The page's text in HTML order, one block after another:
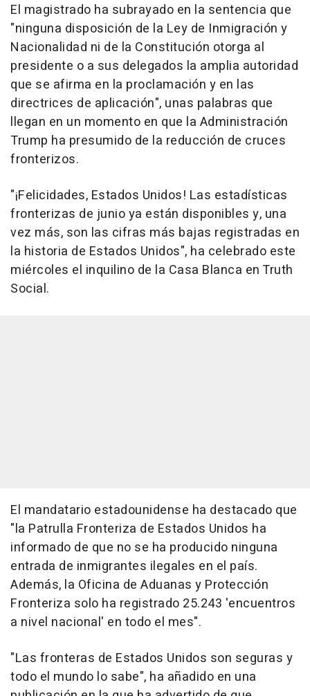
El magistrado ha subrayado en la sentencia que
"ninguna disposición de la Ley de Inmigración y
Nacionalidad ni de la Constitución otorga al
presidente o a sus delegados la amplia autoridad
que se afirma en la proclamación y en las
directrices de aplicación", unas palabras que
llegan en un momento en que la Administración
Trump ha presumido de la reducción de cruces
fronterizos.
"¡Felicidades, Estados Unidos! Las estadísticas
fronterizas de junio ya están disponibles y, una
vez más, son las cifras más bajas registradas en
la historia de Estados Unidos", ha celebrado este
miércoles el inquilino de la Casa Blanca en Truth
Social.
El mandatario estadounidense ha destacado que
"la Patrulla Fronteriza de Estados Unidos ha
informado de que no se ha producido ninguna
entrada de inmigrantes ilegales en el país.
Además, la Oficina de Aduanas y Protección
Fronteriza solo ha registrado 25.243 'encuentros
a nivel nacional' en todo el mes".
"Las fronteras de Estados Unidos son seguras y
todo el mundo lo sabe", ha añadido en una